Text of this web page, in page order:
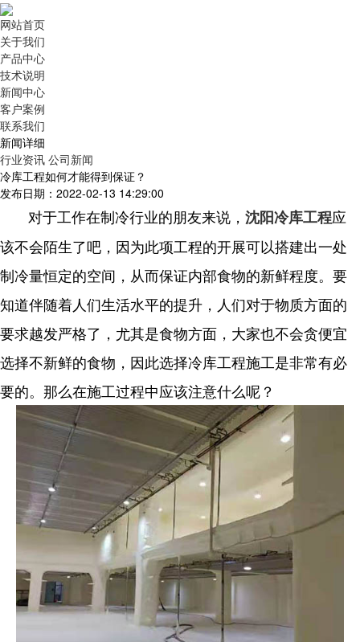
网站首页
关于我们
产品中心
技术说明
新闻中心
客户案例
联系我们
新闻详细
行业资讯 公司新闻
冷库工程如何才能得到保证？
发布日期：2022-02-13 14:29:00
对于工作在制冷行业的朋友来说， 沈阳冷库工程应
该不会陌生了吧，因为此项工程的开展可以搭建出一处
制冷量恒定的空间，从而保证内部食物的新鲜程度。要
知道伴随着人们生活水平的提升，人们对于物质方面的
要求越发严格了，尤其是食物方面，大家也不会贪便宜
选择不新鲜的食物，因此选择冷库工程施工是非常有必
要的。那么在施工过程中应该注意什么呢？